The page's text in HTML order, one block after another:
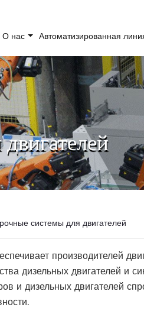
О нас
Автоматизированная
системы для двигателей
производителей
дизельных двигателей и
и дизельных двигателей